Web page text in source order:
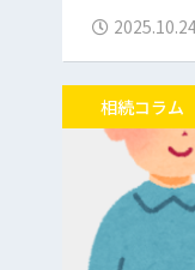
相続コラム